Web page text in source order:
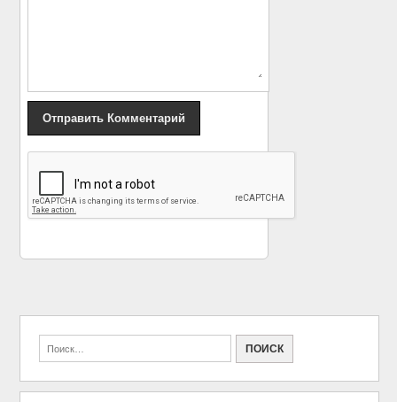
Беременная Лобода
бросит сцену до июня
2018 года
отмечает 60-летие»